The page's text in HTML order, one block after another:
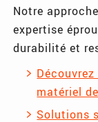
Notre
expertise
durabilité et
matériel
Solutions